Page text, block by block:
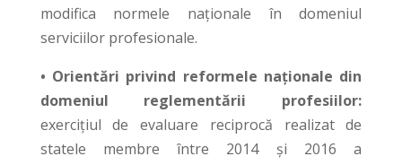
modifica normele naționale în domeniul
serviciilor profesionale.
• Orientări privind reformele naționale din
domeniul reglementării profesiilor:
exercițiul de evaluare reciprocă realizat de
statele membre între 2014 și 2016 a